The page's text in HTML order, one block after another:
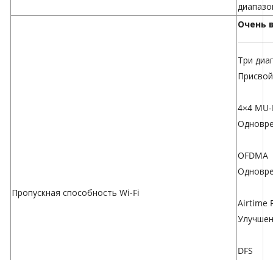
Пропускная способность Wi-Fi
Очень
Три
4×4
OFDMA
Airtime
DFS